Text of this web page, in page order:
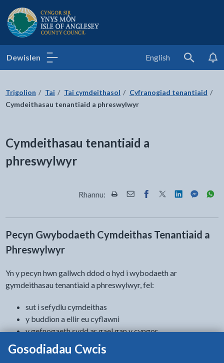
Gosodiadau Cwcis
Cyngor Sir Ynys Môn
Dewislen English
Search
Trigolion Tai Tai cymdeithasol
Cyfranogiad tenantiaid
Cymdeithasau tenantiaid a phreswylwyr
Cymdeithasau tenantiaid a
phreswylwyr
Rhannu: Rhannwch y dudalen hon wrth
Rhannwch y dudalen hon
Rhannwch y dudalen
Rhannwch y
Rhannwch y
Pecyn Gwybodaeth Cymdeithas Tenantiaid a
Phreswylwyr
Yn y pecyn hwn gallwch ddod o hyd i wybodaeth ar
gymdeithasau tenantiaid a phreswylwyr, fel:
sut i sefydlu cymdeithas
y buddion a ellir eu cyflawni
y gefnogaeth sydd ar gael gan y cyngor
manylion cyswllt defnyddiol